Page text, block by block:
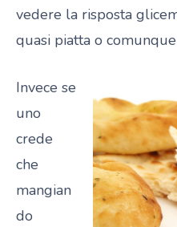
vedere la risposta
quasi piatta o comunque
Invece se
uno
crede
che
mangian
do